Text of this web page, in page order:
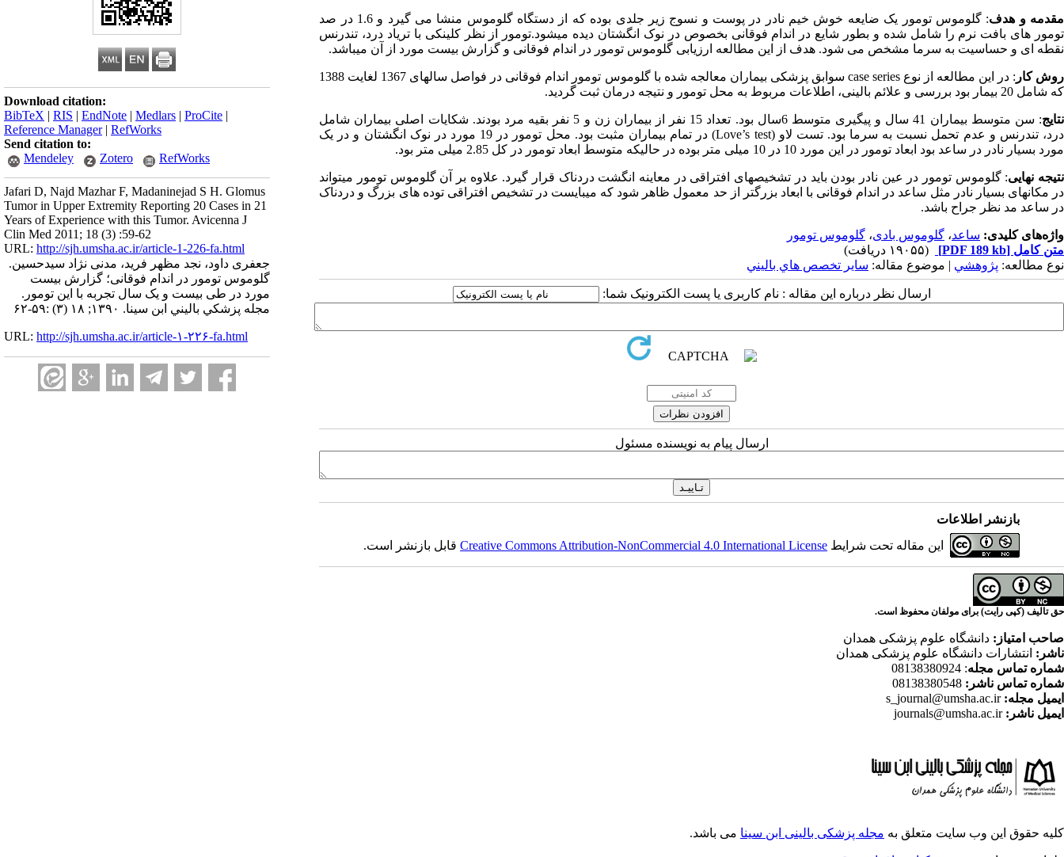
Download citation:
BibTeX | RIS | EndNote | Medlars | ProCite |
Reference Manager| RefWorks
Send citation to:
Mendeley
Zotero RefWorks
Jafari D, Najd Mazhar F, Madaninejad S H. Glomus
Tumor in Upper Extremity Reporting 20 Cases in 21
Years of Experience with this Tumor. Avicenna J
Clin Med 2011; 18 (3) :59-62
URL: http://sjh.umsha.ac.ir/article-1-226-fa.html
جعفری داود، نجد مظهر فرید، مدنی نژاد سیدحسین.
گلوموس تومور در اندام فوقانی؛ گزارش بیست
مورد در طی بیست و یک سال تجربه با این تومور.
مجله پزشكي باليني ابن سينا. ۱۳۹۰; ۱۸ (۳) :۵۹-۶۲
URL: http://sjh.umsha.ac.ir/article-۱-۲۲۶-fa.html
مقدمه و هدف
: گلوموس تومور یک ضایعه خوش خیم نادر در پوست و نسوج زیر جلدی بوده که از دستگاه گلوموس منشا می گیرد و 1.6 در صد
تومور های بافت نرم را شامل شده و بطور شایع در اندام فوقانی بخصوص در نوک انگشتان دیده میشود.تومور از نظر کلینکی با تریاد درد، تندرنس
نقطه ای و حساسیت به سرما مشخص می شود. هدف از این مطالعه ارزیابی گلوموس تومور در اندام فوقانی و گزارش بیست مورد از آن میباشد.
روش کار
: در این مطالعه از نوع case series سوابق پزشکی بیماران معالجه شده با گلوموس تومور اندام فوقانی در فواصل سالهای 1367 لغایت 1388
که شامل 20 بیمار بود بررسی و علائم بالینی، اطلاعات مربوط به محل تومور و نتیجه درمان ثبت گردید.
نتایج
: سن متوسط بیماران 41 سال و پیگیری متوسط 6سال بود. تعداد 15 نفر از بیماران زن و 5 نفر بقیه مرد بودند. شکایات اصلی بیماران شامل
درد، تندرنس و عدم تحمل نسبت به سرما بود. تست لاو (Love’s test) در تمام بیماران مثبت بود. محل تومور در 19 مورد در نوک انگشتان و در یک
مورد بسیار نادر در ساعد بود ابعاد تومور در این مورد 10 در 10 میلی متر بوده در حالیکه متوسط ابعاد تومور در کل 2.85 میلی متر بود.
نتیجه نهایی: گلوموس تومور در عین نادر بودن باید در تشخیصهای افتراقی در معاینه انگشت دردناک قرار گیرد. علاوه بر آن گلوموس تومور میتواند
در مکانهای بسیار نادر مثل ساعد در اندام فوقانی با ابعاد بزرگتر از حد معمول ظاهر شود که میبایست در تشخیص افتراقی توده های بزرگ و دردناک
در ساعد مد نظر جراح باشد.
واژه‌های کلیدی: ساعد، گلوموس بادی، گلوموس تومور
متن کامل [PDF 189 kb]
(۱۹۰۵۵ دریافت)
نوع مطالعه: پژوهشي | موضوع مقاله: سایر تخصص هاي باليني
ارسال نظر درباره این مقاله : نام کاربری یا پست الکترونیک شما:
ارسال پیام به نویسنده مسئول
بازنشر اطلاعات
این مقاله تحت شرایط Creative Commons Attribution-NonCommercial 4.0 International Licenseقابل بازنشر است.
حق تالیف (کپی رایت) برای مولفان محفوظ است.
صاحب امتیاز: دانشگاه علوم پزشکی همدان
ناشر: انتشارات دانشگاه علوم پزشکی همدان
شماره تماس مجله: 08138380924
شماره تماس ناشر:
ایمیل مجله: s_journal@umsha.ac.ir
ایمیل ناشر: journals@umsha.ac.ir
کلیه حقوق این وب سایت متعلق به مجله پزشکی بالینی ابن سینا می باشد.